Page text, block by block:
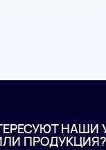
НАШИ
ПРОДУКЦИЯ?